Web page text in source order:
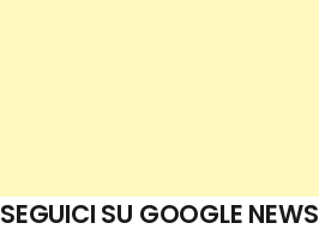
SEGUICI SU GOOGLE NEWS